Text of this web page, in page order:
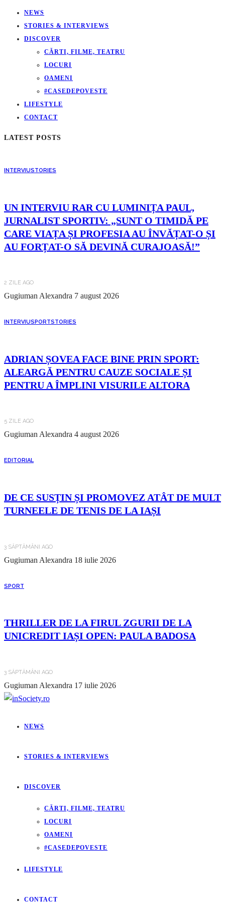
NEWS
STORIES & INTERVIEWS
DISCOVER
CĂRTI, FILME, TEATRU
LOCURI
OAMENI
#CASEDEPOVESTE
LIFESTYLE
CONTACT
LATEST POSTS
INTERVIUSTORIES
UN INTERVIU RAR CU LUMINIȚA PAUL,
JURNALIST SPORTIV: „SUNT O TIMIDĂ PE
CARE VIAȚA ȘI PROFESIA AU ÎNVĂȚAT-O ȘI
AU FORȚAT-O SĂ DEVINĂ CURAJOASĂ!”
2 ZILE AGO
Gugiuman Alexandra 7 august 2026
INTERVIUSPORTSTORIES
ADRIAN ȘOVEA FACE BINE PRIN SPORT:
ALEARGĂ PENTRU CAUZE SOCIALE ȘI
PENTRU A ÎMPLINI VISURILE ALTORA
5 ZILE AGO
Gugiuman Alexandra 4 august 2026
EDITORIAL
DE CE SUSȚIN ȘI PROMOVEZ ATÂT DE MULT
TURNEELE DE TENIS DE LA IAȘI
3 SĂPTĂMÂNI AGO
Gugiuman Alexandra 18 iulie 2026
SPORT
THRILLER DE LA FIRUL ZGURII DE LA
UNICREDIT IAȘI OPEN: PAULA BADOSA
3 SĂPTĂMÂNI AGO
Gugiuman Alexandra 17 iulie 2026
NEWS
STORIES & INTERVIEWS
DISCOVER
CĂRTI, FILME, TEATRU
LOCURI
OAMENI
#CASEDEPOVESTE
LIFESTYLE
CONTACT